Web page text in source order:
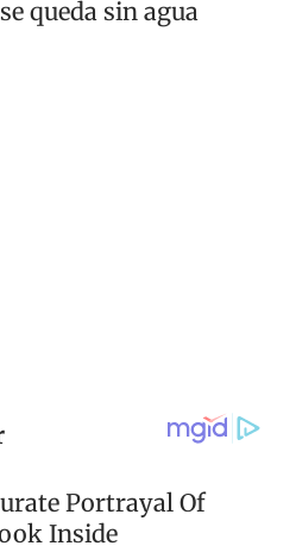
queda sin agua